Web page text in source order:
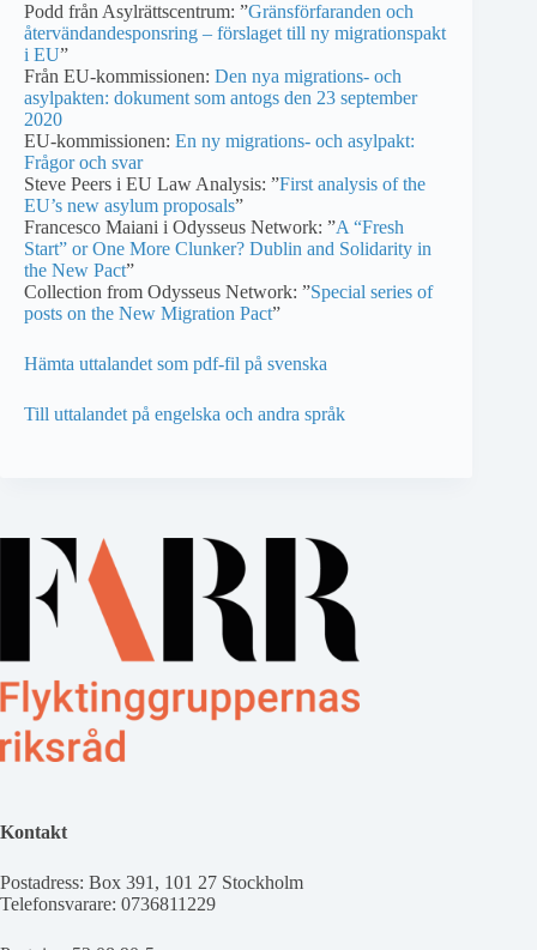
Podd från Asylrättscentrum: ”Gränsförfaranden och
återvändandesponsring – förslaget till ny migrationspakt
i EU”
Från EU-kommissionen: Den nya migrations- och
asylpakten: dokument som antogs den 23 september
2020
EU-kommissionen: En ny migrations- och asylpakt:
Frågor och svar
Steve Peers i EU Law Analysis: ”First analysis of the
EU’s new asylum proposals”
Francesco Maiani i Odysseus Network: ”A “Fresh
Start” or One More Clunker? Dublin and Solidarity in
the New Pact”
Collection from Odysseus Network: ”Special series of
posts on the New Migration Pact”
Hämta uttalandet som pdf-fil på svenska
Till uttalandet på engelska och andra språk
Kontakt
Postadress: Box 391, 101 27 Stockholm
Telefonsvarare: 0736811229